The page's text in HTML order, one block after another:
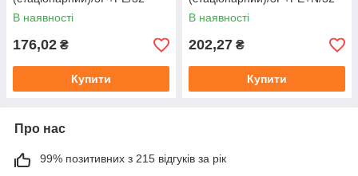
A/380 — 415 В/IP44
В наявності
176,02 ₴
Купити
A/380 — 415 В/IP44
В наявності
202,27 ₴
Купити
Про нас
99% позитивних з 215 відгуків за рік